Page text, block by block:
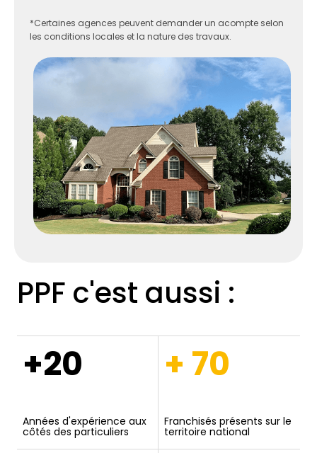
*Certaines agences peuvent demander un acompte selon
les conditions locales et la nature des travaux.
PPF c'est aussi :
+20
Années d'expérience aux
côtés des particuliers
+ 70
Franchisés présents sur le
territoire national